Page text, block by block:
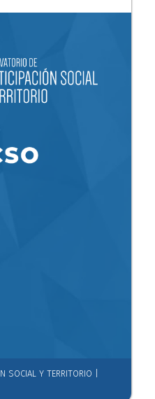
SOCIAL Y TERRITORIO |